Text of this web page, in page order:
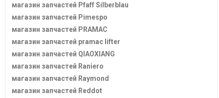
магазин запчастей Pfaff Silberblau
магазин запчастей Pimespo
магазин запчастей PRAMAC
магазин запчастей pramac lifter
магазин запчастей QIAOXIANG
магазин запчастей Raniero
магазин запчастей Raymond
магазин запчастей Reddot